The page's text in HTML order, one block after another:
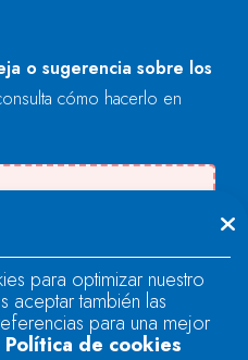
o sugerencia sobre los
cómo hacerlo en
cargar el campo
para optimizar nuestro
aceptar también las
para una mejor
Política de cookies